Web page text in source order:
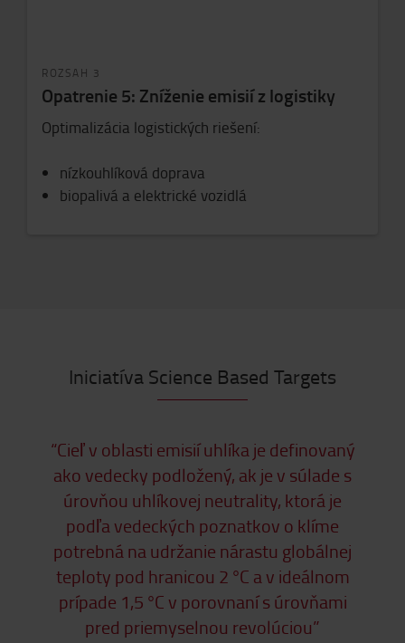
ROZSAH 3
Opatrenie 5: Zníženie emisií z logistiky
Optimalizácia logistických riešení:
nízkouhlíková doprava
biopalivá a elektrické vozidlá
Iniciatíva Science Based Targets
“Cieľ v oblasti emisií uhlíka je definovaný
ako vedecky podložený, ak je v súlade s
úrovňou uhlíkovej neutrality, ktorá je
podľa vedeckých poznatkov o klíme
potrebná na udržanie nárastu globálnej
teploty pod hranicou 2 °C a v ideálnom
prípade 1,5 °C v porovnaní s úrovňami
pred priemyselnou revolúciou”